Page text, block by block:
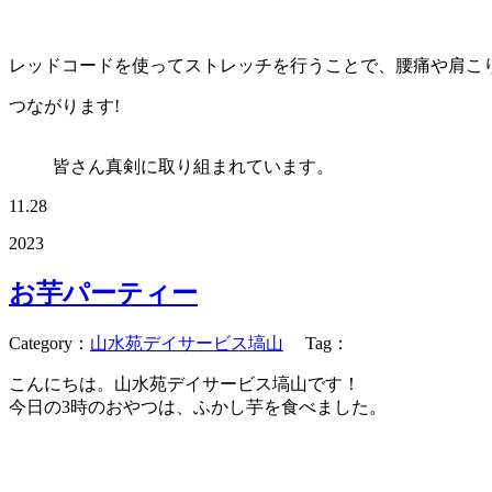
レッドコードを使ってストレッチを行うことで、腰痛や肩こ
つながります!
皆さん真剣に取り組まれています。
11.28
2023
お芋パーティー
Category ： 山水苑デイサービス塙山 Tag ：
こんにちは。山水苑デイサービス塙山です！
今日の3時のおやつは、ふかし芋を食べました。